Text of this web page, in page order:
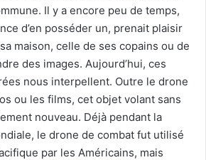
Il y a encore peu de temps,
d’en posséder un, prenait plaisir
maison, celle de ses copains ou de
des images. Aujourd’hui, ces
nous interpellent. Outre le drone
ou les films, cet objet volant sans
nouveau. Déjà pendant la
le drone de combat fut utilisé
par les Américains, mais